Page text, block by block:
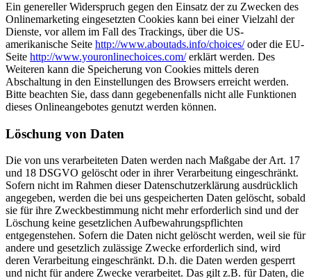
Ein genereller Widerspruch gegen den Einsatz der zu Zwecken des
Onlinemarketing eingesetzten Cookies kann bei einer Vielzahl der
Dienste, vor allem im Fall des Trackings, über die US-
amerikanische Seite http://www.aboutads.info/choices/oder die EU-
Seite http://www.youronlinechoices.com/erklärt werden. Des
Weiteren kann die Speicherung von Cookies mittels deren
Abschaltung in den Einstellungen des Browsers erreicht werden.
Bitte beachten Sie, dass dann gegebenenfalls nicht alle Funktionen
dieses Onlineangebotes genutzt werden können.
Löschung von Daten
Die von uns verarbeiteten Daten werden nach Maßgabe der Art. 17
und 18 DSGVO gelöscht oder in ihrer Verarbeitung eingeschränkt.
Sofern nicht im Rahmen dieser Datenschutzerklärung ausdrücklich
angegeben, werden die bei uns gespeicherten Daten gelöscht, sobald
sie für ihre Zweckbestimmung nicht mehr erforderlich sind und der
Löschung keine gesetzlichen Aufbewahrungspflichten
entgegenstehen. Sofern die Daten nicht gelöscht werden, weil sie für
andere und gesetzlich zulässige Zwecke erforderlich sind, wird
deren Verarbeitung eingeschränkt. D.h. die Daten werden gesperrt
und nicht für andere Zwecke verarbeitet. Das gilt z.B. für Daten, die